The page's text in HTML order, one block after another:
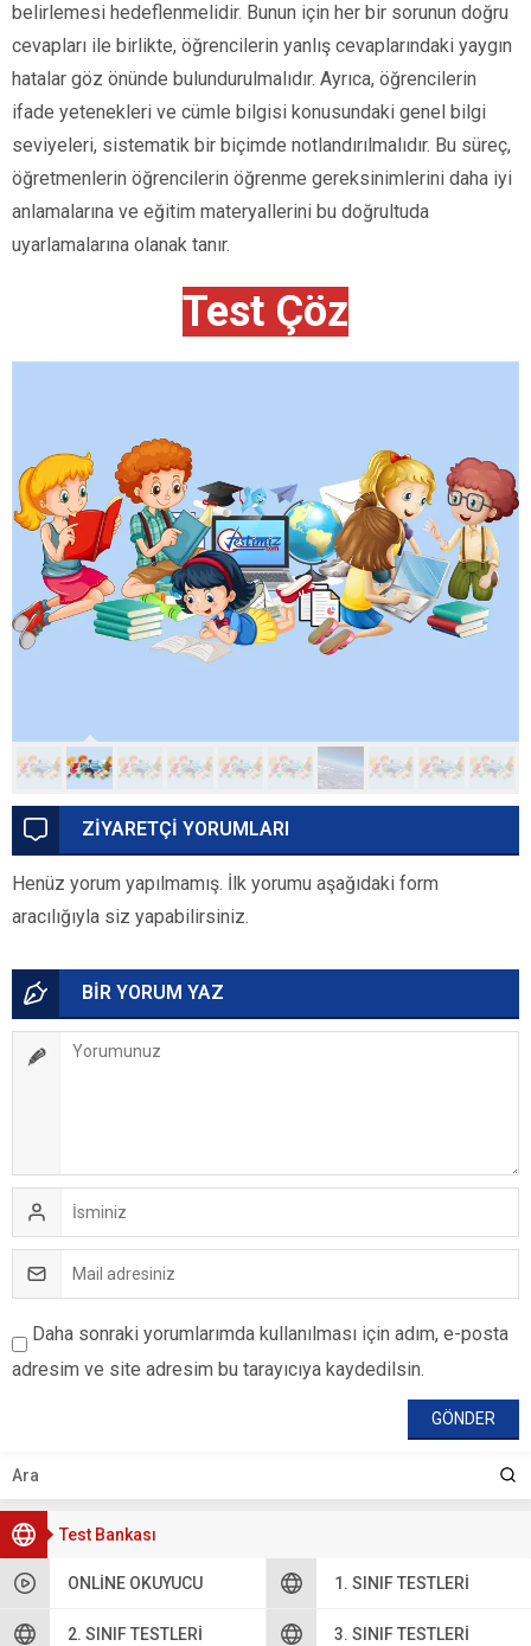
Test Bankası
ONLINE OKUYUCU 1. SINIF TESTLERI
2. SINIF TESTLERI 3. SINIF TESTLERI
belirlemesi hedeflenmelidir. Bunun için her bir sorunun doğru
cevapları ile birlikte, öğrencilerin yanlış cevaplarındaki yaygın
hatalar göz önünde bulundurulmalıdır. Ayrıca, öğrencilerin
ifade yetenekleri ve cümle bilgisi konusundaki genel bilgi
seviyeleri, sistematik bir biçimde notlandırılmalıdır. Bu süreç,
öğretmenlerin öğrencilerin öğrenme gereksinimlerini daha iyi
anlamalarına ve eğitim materyallerini bu doğrultuda
uyarlamalarına olanak tanır.
Test Çöz
ZİYARETÇİ YORUMLARI
Henüz yorum yapılmamış. İlk yorumu aşağıdaki form
aracılığıyla siz yapabilirsiniz.
BİR YORUM YAZ
Daha sonraki yorumlarımda kullanılması için adım, e-posta
adresim ve site adresim bu tarayıcıya kaydedilsin.